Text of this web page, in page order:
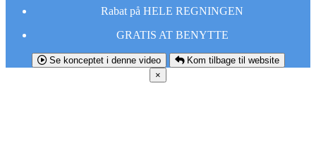
Rabat på HELE REGNINGEN
GRATIS AT BENYTTE
Se konceptet i denne video
Kom tilbage til website
×